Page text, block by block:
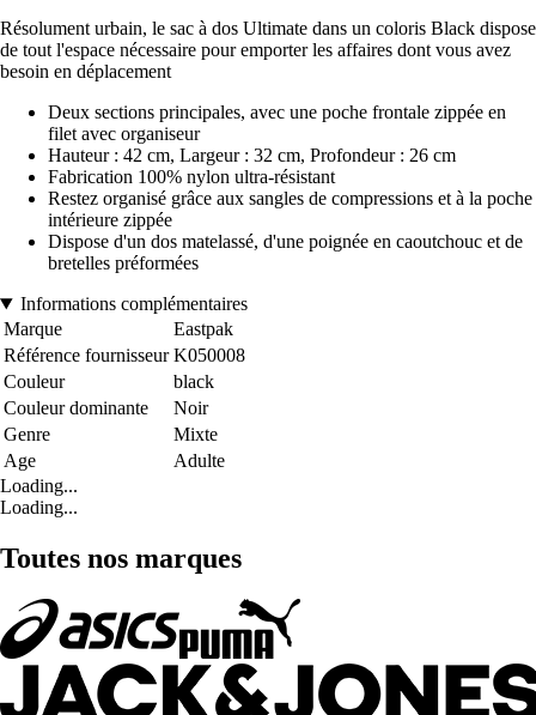
Résolument urbain, le sac à dos Ultimate dans un coloris Black dispose
de tout l'espace nécessaire pour emporter les affaires dont vous avez
besoin en déplacement
Deux sections principales, avec une poche frontale zippée en
filet avec organiseur
Hauteur : 42 cm, Largeur : 32 cm, Profondeur : 26 cm
Fabrication 100% nylon ultra-résistant
Restez organisé grâce aux sangles de compressions et à la poche
intérieure zippée
Dispose d'un dos matelassé, d'une poignée en caoutchouc et de
bretelles préformées
Informations complémentaires
Marque
Eastpak
Référence fournisseur K050008
Couleur
black
Couleur dominante
Noir
Genre
Mixte
Age
Adulte
Loading...
Loading...
Toutes nos marques